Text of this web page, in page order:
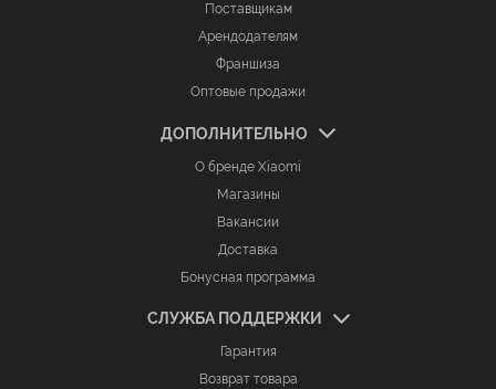
Поставщикам
Арендодателям
Франшиза
Оптовые продажи
ДОПОЛНИТЕЛЬНО
О бренде Xiaomi
Магазины
Вакансии
Доставка
Бонусная программа
СЛУЖБА ПОДДЕРЖКИ
Гарантия
Возврат товара